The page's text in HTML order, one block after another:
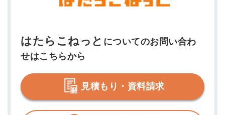
はたらこねっと についてのお問い合わ
せはこちらから
見積もり・資料請求